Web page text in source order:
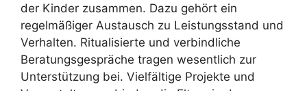
der Kinder zusammen. Dazu gehört ein
regelmäßiger Austausch zu Leistungsstand und
Verhalten. Ritualisierte und verbindliche
Beratungsgespräche tragen wesentlich zur
Unterstützung bei. Vielfältige Projekte und